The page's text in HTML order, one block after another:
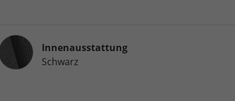
InnenausstattungInnenausstattung
Schwarz